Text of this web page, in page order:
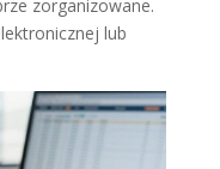
zorganizowane.
lub